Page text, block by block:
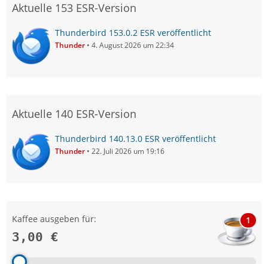
Aktuelle 153 ESR-Version
Thunderbird 153.0.2 ESR veröffentlicht
Thunder 4. August 2026 um 22:34
Aktuelle 140 ESR-Version
Thunderbird 140.13.0 ESR veröffentlicht
Thunder 22. Juli 2026 um 19:16
Kaffee ausgeben für:
3,00 €
1